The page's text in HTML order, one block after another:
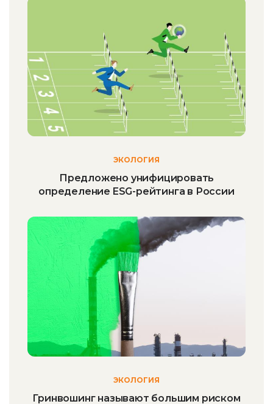
ЭКОЛОГИЯ
Предложено унифицировать
определение ESG-рейтинга в России
ЭКОЛОГИЯ
Гринвошинг называют большим риском